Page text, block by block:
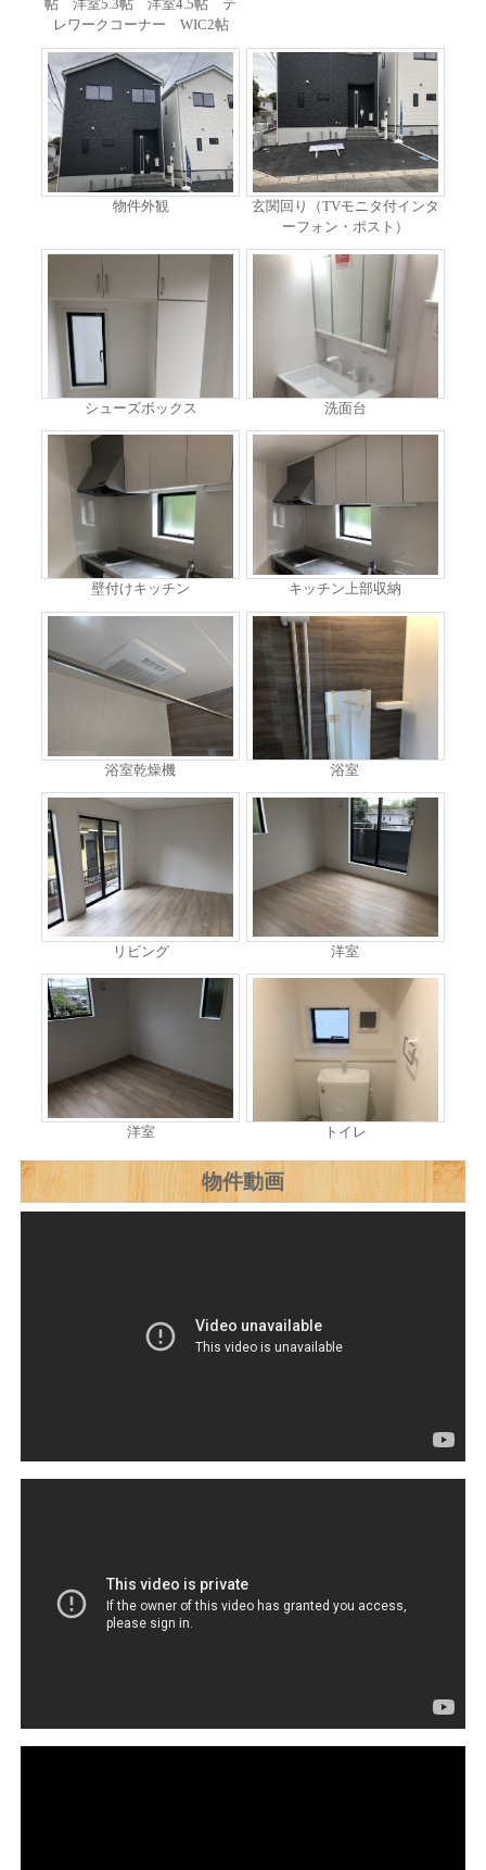
帖 洋室5.3帖 洋室4.5帖 テ
レワークコーナー WIC2帖
物件外観
玄関回り（TVモニタ付インタ
ーフォン・ポスト）
シューズボックス 洗面台
壁付けキッチン キッチン上部収納
浴室乾燥機 浴室
リビング 洋室
洋室 トイレ
物件動画